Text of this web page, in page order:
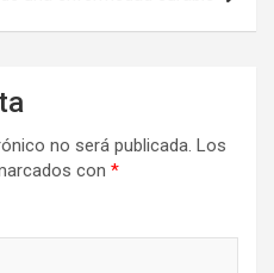
no será publicada. Los
con *